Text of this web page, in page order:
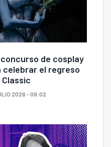
de cosplay
el regreso
2026 - 09:02